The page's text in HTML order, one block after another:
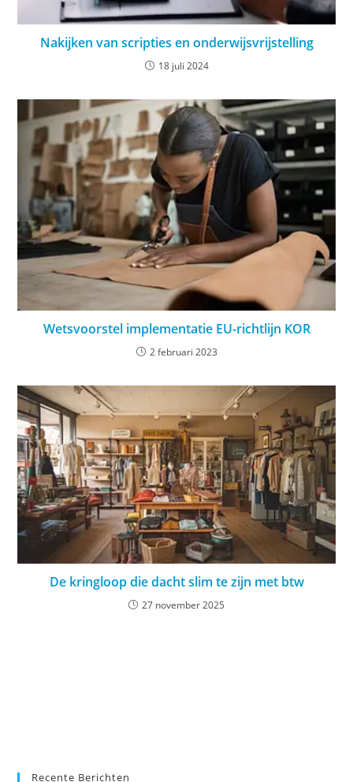
Nakijken van scripties en onderwijsvrijstelling
18 juli 2024
Wetsvoorstel implementatie EU-richtlijn KOR
2 februari 2023
De kringloop die dacht slim te zijn met btw
27 november 2025
Recente Berichten